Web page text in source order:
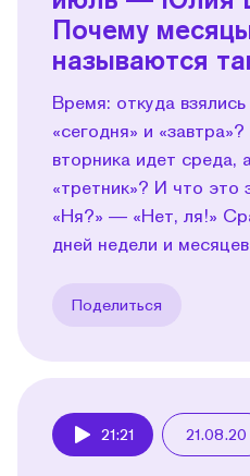
Почему
называются
Время: откуда взялись
«сегодня» и
вторника идет среда,
«третник»? И что это
«Ня?» — «Нет, ля!»
дней недели и
Поделиться
21:21 21.08.20